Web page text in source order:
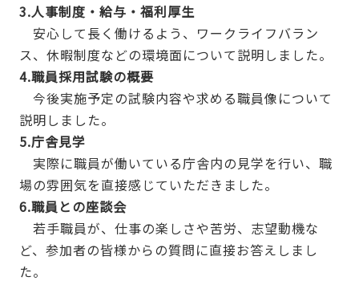
3.人事制度・給与・福利厚生
安心して長く働けるよう、ワークライフバラン
ス、休暇制度などの環境面について説明しました。
4.職員採用試験の概要
今後実施予定の試験内容や求める職員像について
説明しました。
5.庁舎見学
実際に職員が働いている庁舎内の見学を行い、職
場の雰囲気を直接感じていただきました。
6.職員との座談会
若手職員が、仕事の楽しさや苦労、志望動機な
ど、参加者の皆様からの質問に直接お答えしまし
た。